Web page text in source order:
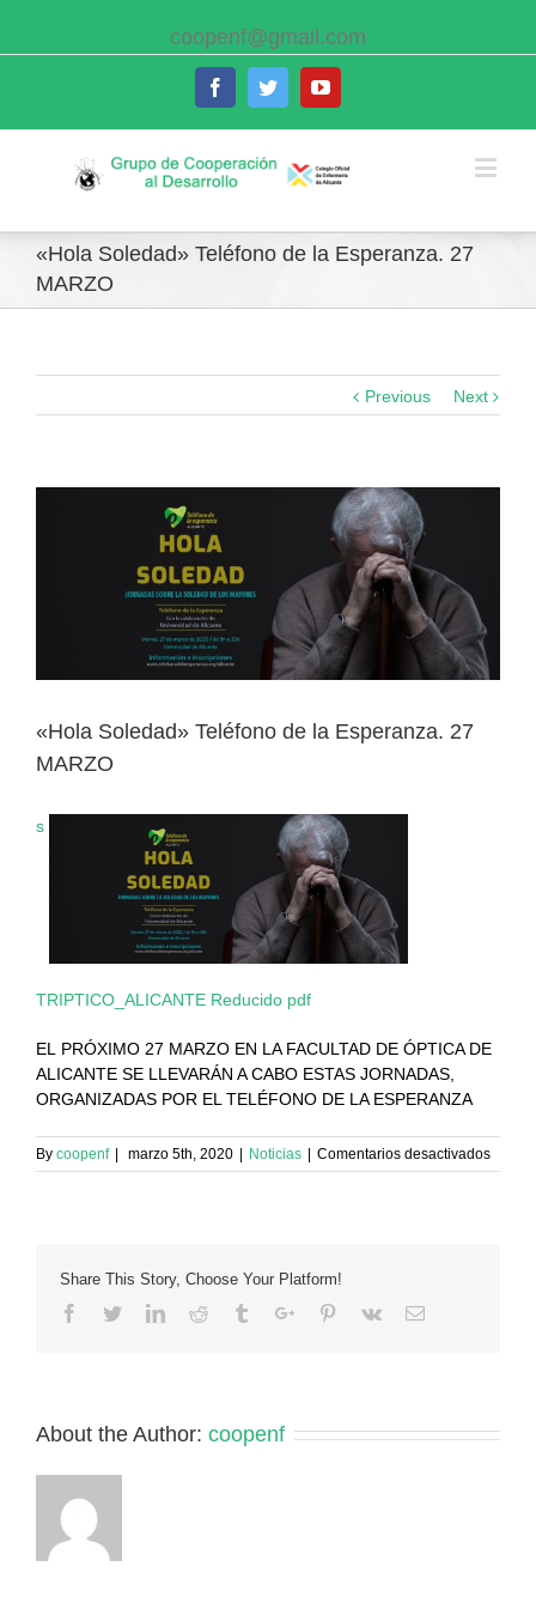
coopenf@gmail.com
FacebookTwitterYoutube
«Hola Soledad» Teléfono de la Esperanza. 27
MARZO
Previous Next
«Hola Soledad» Teléfono de la Esperanza. 27
MARZO
s
TRIPTICO_ALICANTE Reducido pdf
EL PRÓXIMO 27 MARZO EN LA FACULTAD DE ÓPTICA DE
ALICANTE SE LLEVARÁN A CABO ESTAS JORNADAS,
ORGANIZADAS POR EL TELÉFONO DE LA ESPERANZA
By coopenf | marzo 5th, 2020 | Noticias | Comentarios desactivadosen
«Hola
Share This Story, Choose Your Platform!
Facebook
TwitterLinkedinReddit TumblrGoogle+Pinterest
Vk Email
About the Author: coopenf